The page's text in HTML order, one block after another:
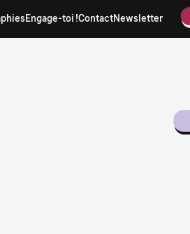
Engage-toi !ContactNewsletter